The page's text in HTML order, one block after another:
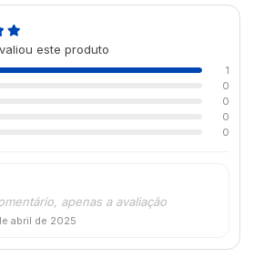
este produto
1
0
0
0
0
apenas a avaliação
abril de 2025